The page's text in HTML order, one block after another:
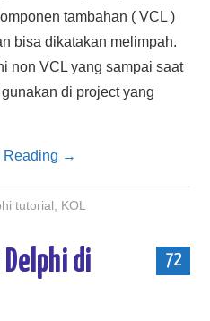
tambahan ( VCL )
bisa dikatakan melimpah.
non VCL yang sampai saat
di project yang
Reading →
tutorial KOL
72
di